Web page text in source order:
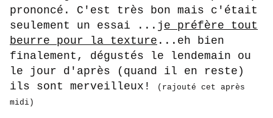
prononcé. C'est très bon mais c'était
seulement un essai ...je préfère tout
beurre pour la texture ...eh bien
finalement, dégustés le lendemain ou
le jour d'après (quand il en reste)
ils sont merveilleux!
(rajouté cet après
midi)